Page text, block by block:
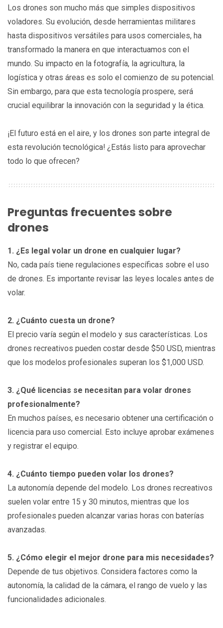
Los drones son mucho más que simples dispositivos
voladores. Su evolución, desde herramientas militares
hasta dispositivos versátiles para usos comerciales, ha
transformado la manera en que interactuamos con el
mundo. Su impacto en la fotografía, la agricultura, la
logística y otras áreas es solo el comienzo de su potencial.
Sin embargo, para que esta tecnología prospere, será
crucial equilibrar la innovación con la seguridad y la ética.
¡El futuro está en el aire, y los drones son parte integral de
esta revolución tecnológica! ¿Estás listo para aprovechar
todo lo que ofrecen?
Preguntas frecuentes sobre
drones
1. ¿Es legal volar un drone en cualquier lugar?
No, cada país tiene regulaciones específicas sobre el uso
de drones. Es importante revisar las leyes locales antes de
volar.
2. ¿Cuánto cuesta un drone?
El precio varía según el modelo y sus características. Los
drones recreativos pueden costar desde $50 USD, mientras
que los modelos profesionales superan los $1,000 USD.
3. ¿Qué licencias se necesitan para volar drones
profesionalmente?
En muchos países, es necesario obtener una certificación o
licencia para uso comercial. Esto incluye aprobar exámenes
y registrar el equipo.
4. ¿Cuánto tiempo pueden volar los drones?
La autonomía depende del modelo. Los drones recreativos
suelen volar entre 15 y 30 minutos, mientras que los
profesionales pueden alcanzar varias horas con baterías
avanzadas.
5. ¿Cómo elegir el mejor drone para mis necesidades?
Depende de tus objetivos. Considera factores como la
autonomía, la calidad de la cámara, el rango de vuelo y las
funcionalidades adicionales.